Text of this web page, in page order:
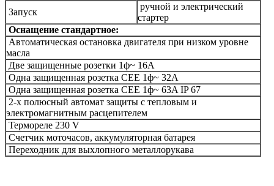
Запуск
ручной и электрический
стартер
Оснащение стандартное:
Автоматическая остановка двигателя при низком уровне
масла
Две защищенные розетки 1ф~ 16A
Одна защищенная розетка CEE 1ф~ 32A
Одна защищенная розетка CEE 1ф~ 63A IP 67
2-х полюсный автомат защиты с тепловым и
электромагнитным расцепителем
Термореле 230 V
Счетчик моточасов, аккумуляторная батарея
Переходник для выхлопного металлорукава